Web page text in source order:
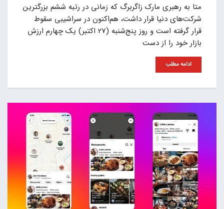
متا به رهبری مارک زاگربرگ که زمانی در رتبه ششم بزرگترین
شرکت‌های دنیا قرار داشت، هم‌اکنون در سراشیبی سقوط
قرار گرفته است و روز پنج‌شنبه (27 اکتبر) یک چهارم ارزش
بازار خود را از دست
ادامه مطلب